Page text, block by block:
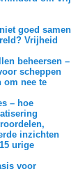
goed samen
Vrijheid
beheersen –
scheppen
om nee te
– hoe
inzichten
urige
voor